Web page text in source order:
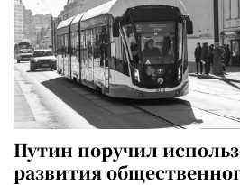
Путин поручил
развития